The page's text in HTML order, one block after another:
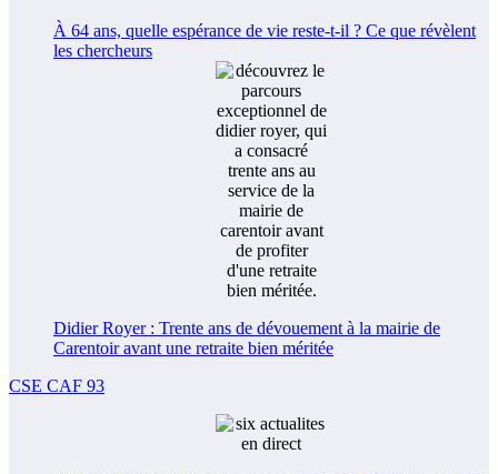
À 64 ans, quelle espérance de vie reste-t-il ? Ce que révèlent
les chercheurs
Didier Royer : Trente ans de dévouement à la mairie de
Carentoir avant une retraite bien méritée
CSE CAF 93